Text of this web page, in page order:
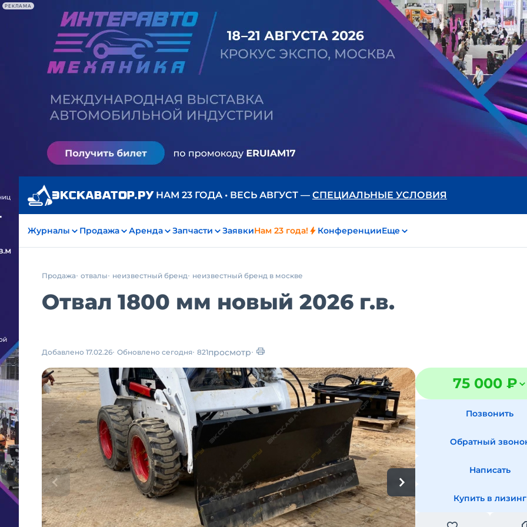
РЕКЛАМА
НАМ 23 ГОДА • ВЕСЬ АВГУСТ — СПЕЦИАЛЬНЫЕ УСЛОВИЯ
Журналы Продажа Аренда Запчасти ЗаявкиНам 23 года! КонференцииЕще
Продажа отвалы неизвестный бренд неизвестный бренд в москве
Отвал 1800 мм новый 2026 г.в.
Добавлено 17.02.26 Обновлено сегодня 821просмотр
75 000 ₽
Позвонить
Обратный
Написать
Купить в лизинг